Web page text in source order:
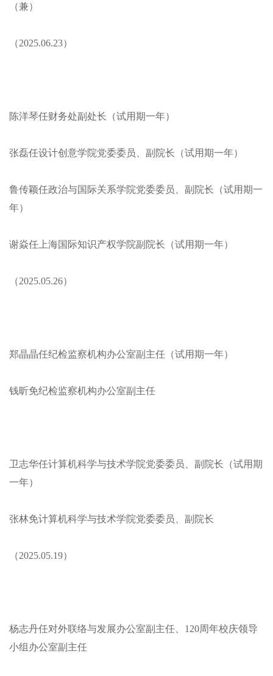
（兼）
（2025.06.23）
陈洋琴任财务处副处长（试用期一年）
张磊任设计创意学院党委委员、副院长（试用期一年）
鲁传颖任政治与国际关系学院党委委员、副院长（试用期一
年）
谢焱任上海国际知识产权学院副院长（试用期一年）
（2025.05.26）
郑晶晶任纪检监察机构办公室副主任（试用期一年）
钱昕免纪检监察机构办公室副主任
卫志华任计算机科学与技术学院党委委员、副院长（试用期
一年）
张林免计算机科学与技术学院党委委员、副院长
（2025.05.19）
杨志丹任对外联络与发展办公室副主任、120周年校庆领导
小组办公室副主任